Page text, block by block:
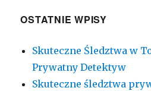
OSTATNIE WPISY
Skuteczne Śledztwa w
Prywatny Detektyw
Skuteczne śledztwa